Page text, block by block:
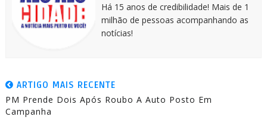
Há 15 anos de credibilidade! Mais de 1
milhão de pessoas acompanhando as
notícias!
ARTIGO MAIS RECENTE
PM Prende Dois Após Roubo A Auto Posto Em
Campanha